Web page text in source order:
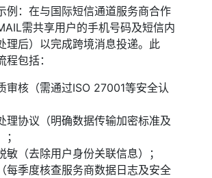
例：在与国际短信通道服务商合作
需共享用户的手机号码及短信内
理后）以完成跨境消息投递。此
程包括：
审核（需通过ISO 27001等安全认
理协议（明确数据传输加密标准及
敏（去除用户身份关联信息）；
每季度核查服务商数据日志及安全